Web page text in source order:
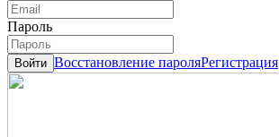
Пароль
Войти Восстановление пароляРегистрация